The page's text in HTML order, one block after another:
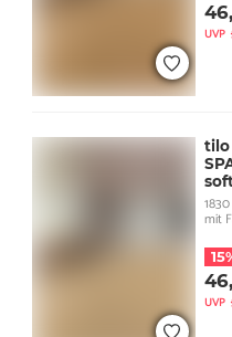
UVP
tilo
mit
UVP